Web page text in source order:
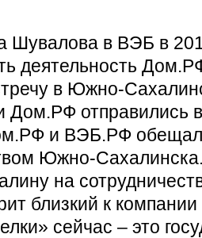
Шувалова в ВЭБ в
деятельность
в Южно-
Дом.РФ отправились
и ВЭБ.РФ
Южно-
на
близкий к
сейчас – это